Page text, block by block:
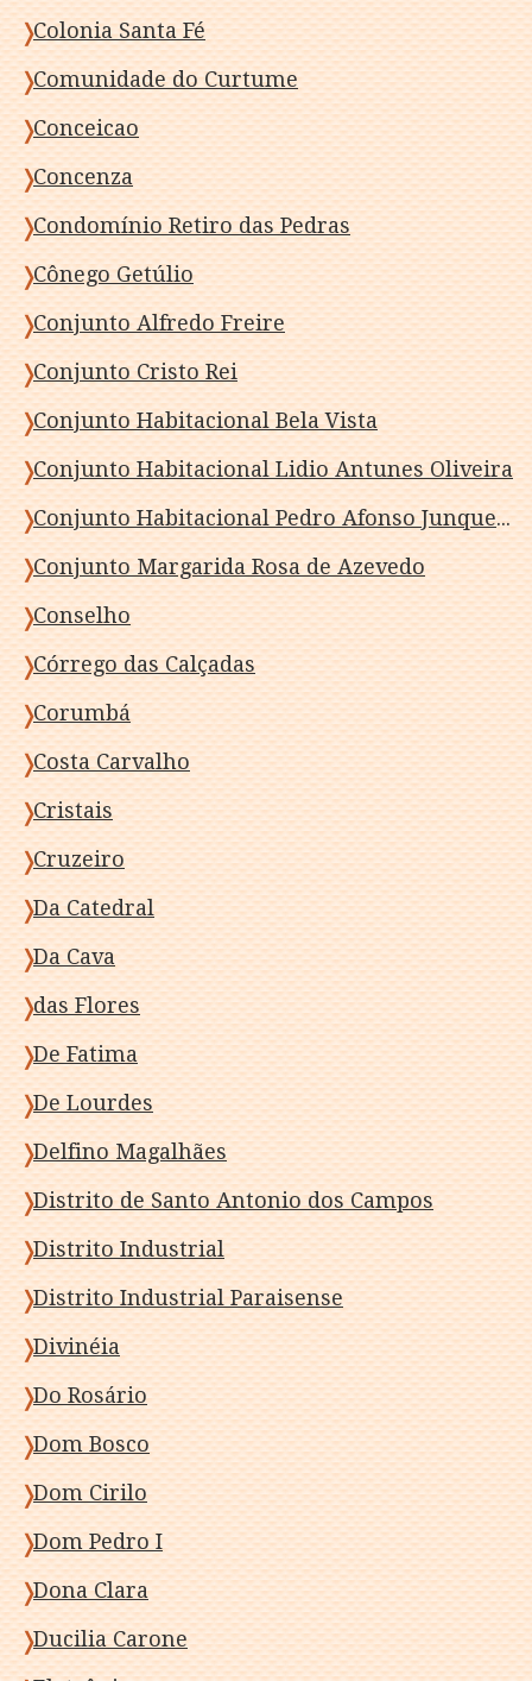
Colonia Santa Fé
Comunidade do Curtume
Conceicao
Concenza
Condomínio Retiro das Pedras
Cônego Getúlio
Conjunto Alfredo Freire
Conjunto Cristo Rei
Conjunto Habitacional Bela Vista
Conjunto Habitacional Lidio Antunes Oliveira
Conjunto Habitacional Pedro Afonso Junqueira
Conjunto Margarida Rosa de Azevedo
Conselho
Córrego das Calçadas
Corumbá
Costa Carvalho
Cristais
Cruzeiro
Da Catedral
Da Cava
das Flores
De Fatima
De Lourdes
Delfino Magalhães
Distrito de Santo Antonio dos Campos
Distrito Industrial
Distrito Industrial Paraisense
Divinéia
Do Rosário
Dom Bosco
Dom Cirilo
Dom Pedro I
Dona Clara
Ducilia Carone